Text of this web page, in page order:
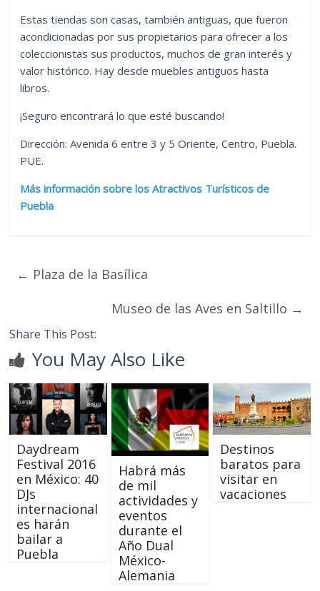
Estas tiendas son casas, también antiguas, que fueron
acondicionadas por sus propietarios para ofrecer a los
coleccionistas sus productos, muchos de gran interés y
valor histórico. Hay desde muebles antiguos hasta
libros.
¡Seguro encontrará lo que esté buscando!
Dirección: Avenida 6 entre 3 y 5 Oriente, Centro, Puebla.
PUE.
Más información sobre los Atractivos Turísticos de
Puebla
← Plaza de la Basílica
Museo de las Aves en Saltillo →
Share This Post:
You May Also Like
Daydream
Festival 2016
en México: 40
DJs
internacional
es harán
bailar a
Puebla
Habrá más
de mil
actividades y
eventos
durante el
Año Dual
México-
Alemania
Destinos
baratos para
visitar en
vacaciones